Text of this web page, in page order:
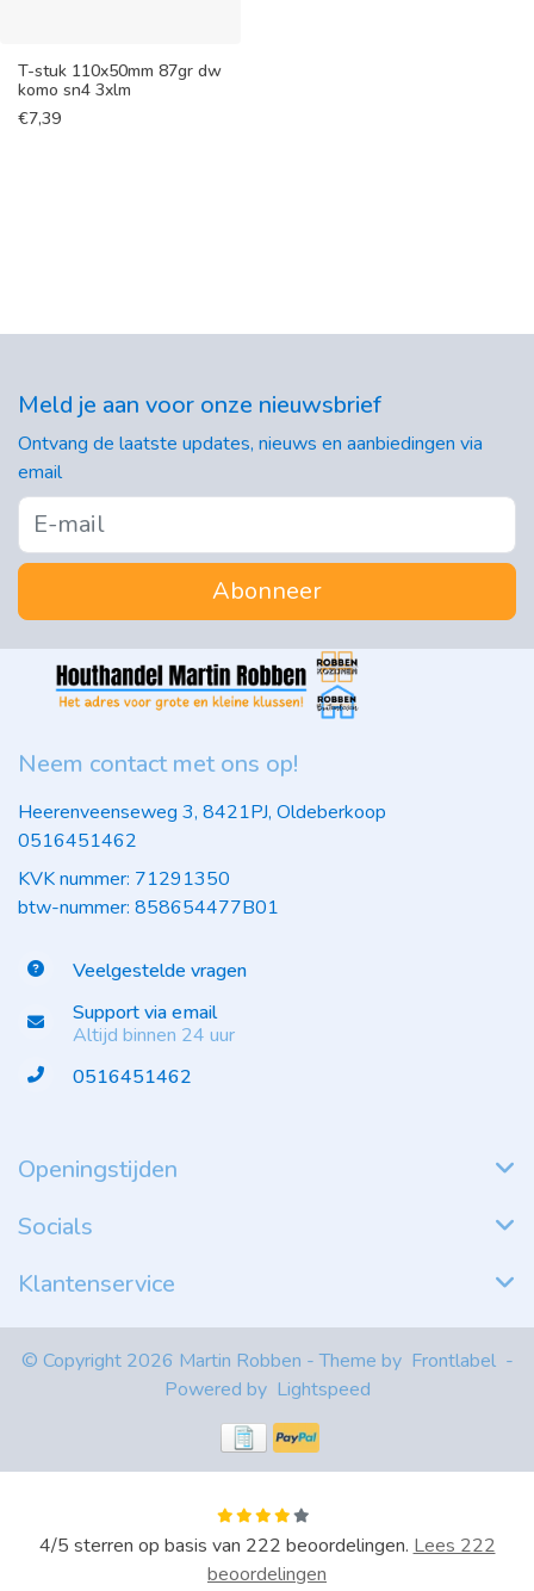
T-stuk 110x50mm 87gr dw
komo sn4 3xlm
€7,39
Meld je aan voor onze nieuwsbrief
Ontvang de laatste updates, nieuws en aanbiedingen via
email
Abonneer
Neem contact met ons op!
Heerenveenseweg 3, 8421PJ, Oldeberkoop
0516451462
KVK nummer: 71291350
btw-nummer: 858654477B01
Veelgestelde vragen
Support via email
Altijd binnen 24 uur
0516451462
Openingstijden
Socials
Klantenservice
© Copyright 2026 Martin Robben - Theme by Frontlabel -
Powered by Lightspeed
4/5 sterren op basis van 222 beoordelingen. Lees 222
beoordelingen